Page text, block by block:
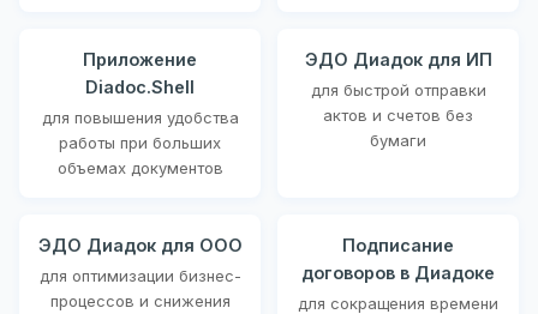
Приложение
Diadoc.Shell
для повышения удобства
работы при больших
объемах документов
ЭДО Диадок для ИП
для быстрой отправки
актов и счетов без
бумаги
ЭДО Диадок для ООО
для оптимизации бизнес-
процессов и снижения
Подписание
договоров в Диадоке
для сокращения времени